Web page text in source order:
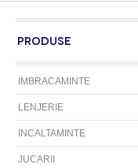
PRODUSE
IMBRACAMINTE
LENJERIE
INCALTAMINTE
JUCARII